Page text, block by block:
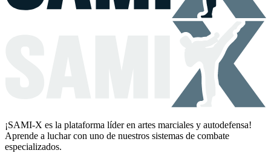
¡SAMI-X es la plataforma líder en artes marciales y autodefensa!
Aprende a luchar con uno de nuestros sistemas de combate
especializados.